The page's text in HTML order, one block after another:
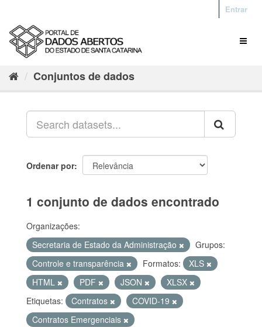
Entrar
Conjuntos de dados
Ordenar por
1 conjunto de dados encontrado
Organizações:
Secretaria de Estado da Administração
Grupos:
Controle e transparência
Formatos:
XLS
HTML
PDF JSON
XLSX
Etiquetas:
Contratos
COVID-19
Contratos Emergenciais